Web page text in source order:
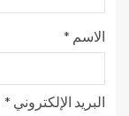
الاسم *
البريد الإلكتروني *